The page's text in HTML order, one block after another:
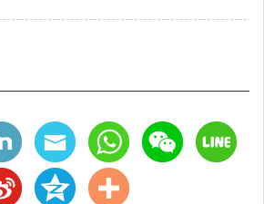
合作關係，不僅兩地雙方學校、校長團
長與青森縣三村知事仍透過多次的書信
3月份，更是直接透過遠端視訊，分享雙方
市選定臺北市立大安高工(技高工業類)、臺北
類)、臺北市立松山工農(技高農業類)、臺北
臺北市立大理高中(綜合高中)，與青森縣
森縣立三本木農業惠拓高等學校、青森縣